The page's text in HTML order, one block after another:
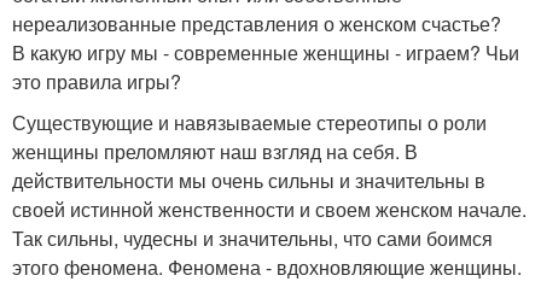
нереализованные представления о женском счастье?
В какую игру мы - современные женщины - играем? Чьи
это правила игры?
Существующие и навязываемые стереотипы о роли
женщины преломляют наш взгляд на себя. В
действительности мы очень сильны и значительны в
своей истинной женственности и своем женском начале.
Так сильны, чудесны и значительны, что сами боимся
этого феномена. Феномена - вдохновляющие женщины.